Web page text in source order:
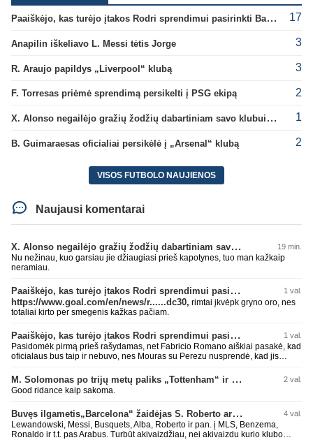
Paaiškėjo, kas turėjo įtakos Rodri sprendimui pasirinkti Barselonos pusę 17
Anapilin iškeliavo L. Messi tėtis Jorge 3
R. Araujo papildys „Liverpool“ klubą 3
F. Torresas priėmė sprendimą persikelti į PSG ekipą 2
X. Alonso negailėjo gražių žodžių dabartiniam savo klubui „Chelsea“ 1
B. Guimaraesas oficialiai persikėlė į „Arsenal“ klubą 2
VISOS FUTBOLO NAUJIENOS
Naujausi komentarai
X. Alonso negailėjo gražių žodžių dabartiniam savo klubui „Chelsea“ 19 min.
Nu nežinau, kuo garsiau jie džiaugiasi prieš kapotynes, tuo man kažkaip
neramiau.
Paaiškėjo, kas turėjo įtakos Rodri sprendimui pasirinkti Barselonos pusę 1 val.
https://www.goal.com/en/news/r......dc30, rimtai įkvėpk gryno oro, nes
totaliai kirto per smegenis kažkas pačiam.
Paaiškėjo, kas turėjo įtakos Rodri sprendimui pasirinkti Barselonos pusę 1 val.
Pasidomėk pirmą prieš rašydamas, net Fabricio Romano aiškiai pasakė, kad
oficialaus bus taip ir nebuvo, nes Mouras su Perezu nusprendė, kad jis
surasti info ar buvo oficialus bid. Atsakymas: Ne, oficialaus raštiško
pasiūlymo (official bid) Madrido „Real“ Mančesterio „City“ klubui už Rodri dar
nepateikė. ​Nors žiniasklaidoje (pvz., The Athletic, Diario AS) garsiai kalbama
kontaktus su žaidėjo stovykla ar „City“ vadovais, oficialus formalus
pasiūlymas iki šiol nėra registruotas. ​Ispanijos gigantai tikrina situaciją ir
vertina galimybes, tačiau kol kas viskas vyksta tik žvalgybos ir neoficialių
M. Solomonas po trijų metų paliks „Tottenham“ ir papildys „West Ham“ klubą 2 val.
Good ridance kaip sakoma.
Buvęs ilgametis„Barcelona“ žaidėjas S. Roberto artėja link persikėlimo į MLS 4 val.
Lewandowski, Messi, Busquets, Alba, Roberto ir pan. į MLS, Benzema,
Ronaldo ir t.t. pas Arabus. Turbūt akivaizdžiau, nei akivaizdu kurio klubo